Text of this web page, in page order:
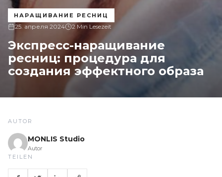
НАРАЩИВАНИЕ РЕСНИЦ
25. апреля 2024 2 Min Lesezeit
Экспресс-наращивание
ресниц: процедура для
создания эффектного образа
AUTOR
MONLIS Studio
Autor
TEILEN